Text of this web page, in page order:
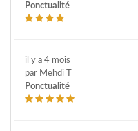
Ponctualité
il y a 4 mois
par Mehdi T
Ponctualité